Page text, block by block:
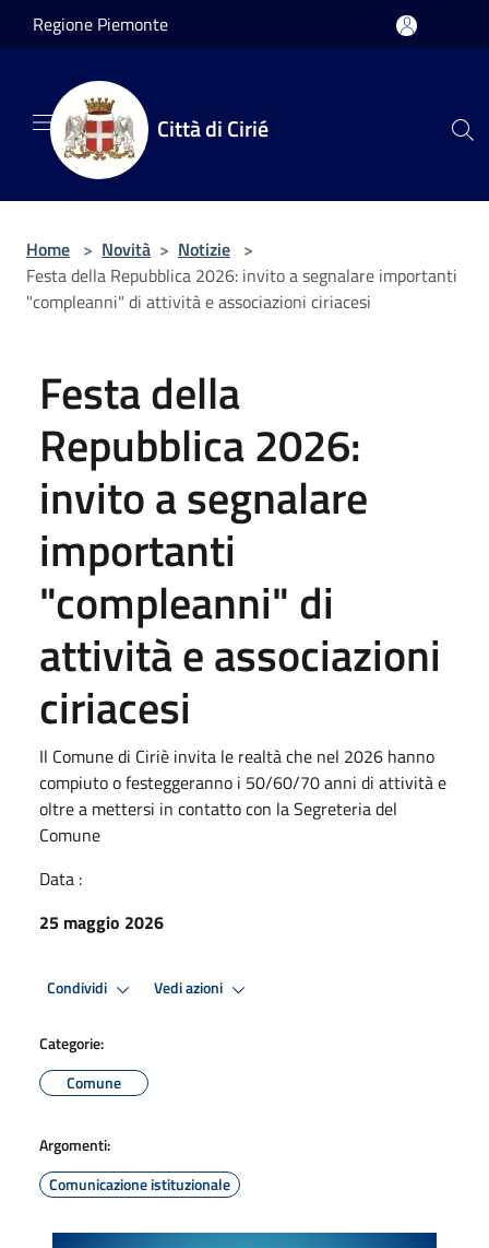
Salta al contenuto principale
Regione Piemonte
Città di Cirié
Home > Novità > Notizie >
Festa della Repubblica 2026: invito a segnalare importanti
"compleanni" di attività e associazioni ciriacesi
Festa della
Repubblica 2026:
invito a segnalare
importanti
"compleanni" di
attività e associazioni
ciriacesi
Il Comune di Ciriè invita le realtà che nel 2026 hanno
compiuto o festeggeranno i 50/60/70 anni di attività e
oltre a mettersi in contatto con la Segreteria del
Comune
Data :
25 maggio 2026
Condividi Vedi azioni
Categorie:
Comune
Argomenti:
Comunicazione istituzionale